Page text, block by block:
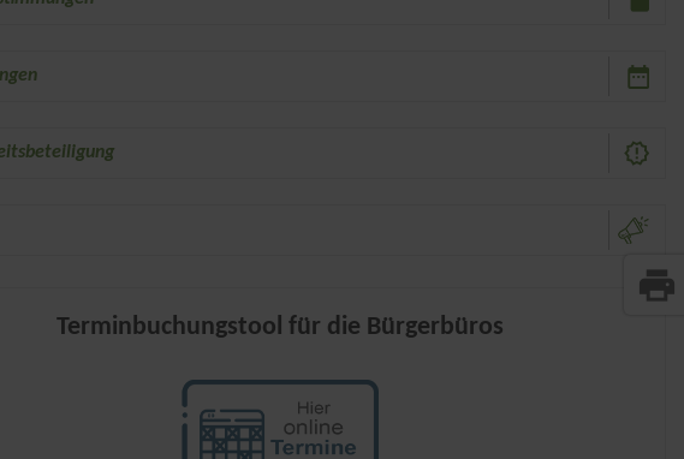
print
Terminbuchungstool für die Bürgerbüros